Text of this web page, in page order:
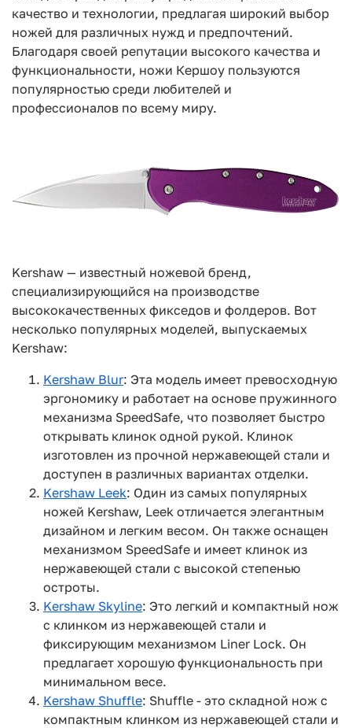
качество и технологии, предлагая широкий выбор
ножей для различных нужд и предпочтений.
Благодаря своей репутации высокого качества и
функциональности, ножи Кершоу пользуются
популярностью среди любителей и
профессионалов по всему миру.
Kershaw — известный ножевой бренд,
специализирующийся на производстве
высококачественных фикседов и фолдеров. Вот
несколько популярных моделей, выпускаемых
Kershaw:
Kershaw Blur: Эта модель имеет превосходную
эргономику и работает на основе пружинного
механизма SpeedSafe, что позволяет быстро
открывать клинок одной рукой. Клинок
изготовлен из прочной нержавеющей стали и
доступен в различных вариантах отделки.
Kershaw Leek: Один из самых популярных
ножей Kershaw, Leek отличается элегантным
дизайном и легким весом. Он также оснащен
механизмом SpeedSafe и имеет клинок из
нержавеющей стали с высокой степенью
остроты.
Kershaw Skyline: Это легкий и компактный нож
с клинком из нержавеющей стали и
фиксирующим механизмом Liner Lock. Он
предлагает хорошую функциональность при
минимальном весе.
Kershaw Shuffle: Shuffle - это складной нож с
компактным клинком из нержавеющей стали и